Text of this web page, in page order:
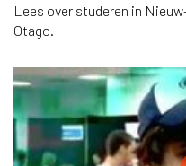
Lees over studeren in
Otago.